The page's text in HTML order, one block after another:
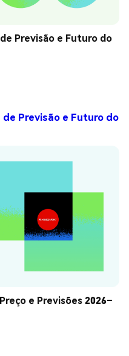
Previsão e Futuro do
de Previsão e Futuro do
e Previsões 2026–